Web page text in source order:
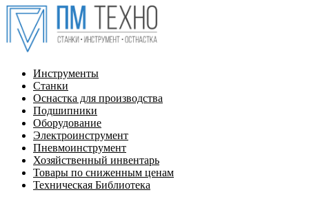
Инструменты
Станки
Оснастка для производства
Подшипники
Оборудование
Электроинструмент
Пневмоинструмент
Хозяйственный инвентарь
Товары по сниженным ценам
Техническая Библиотека